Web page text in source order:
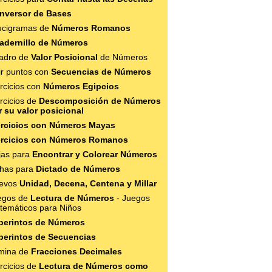
de Bases
de Números Romanos
de Números
de Valor Posicional de Números
puntos con Secuencias de Números
con Números Egipcios
de Descomposición de Números
su valor posicional
con Números Mayas
con Números Romanos
para Encontrar y Colorear Números
para Dictado de Números
Unidad, Decena, Centena y Millar
de Lectura de Números - Juegos
para Niños
de Números
de Secuencias
de Fracciones Decimales
de Lectura de Números como